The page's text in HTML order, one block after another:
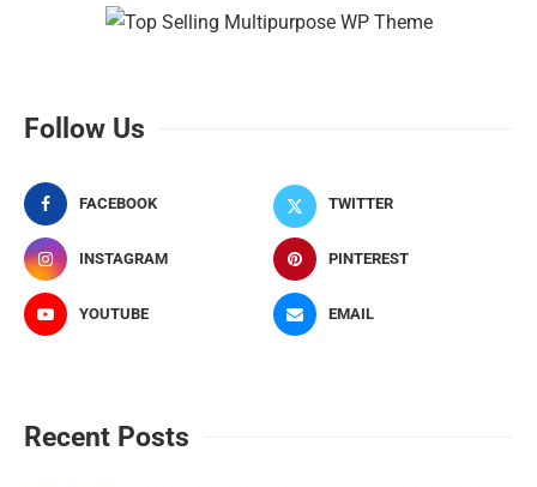
Follow Us
FACEBOOK TWITTER
INSTAGRAM PINTEREST
YOUTUBE EMAIL
Recent Posts